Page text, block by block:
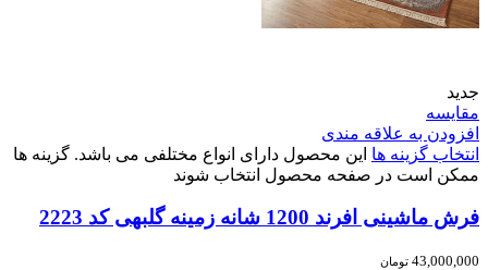
جدید
مقایسه
افزودن به علاقه مندی
انتخاب گزینه ها این محصول دارای انواع مختلفی می باشد. گزینه ها
ممکن است در صفحه محصول انتخاب شوند
فرش ماشینی افرند 1200 شانه زمینه گلبهی کد 2223
43,000,000 تومان